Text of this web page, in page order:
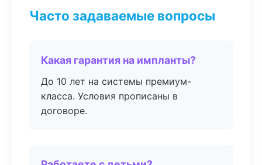
Часто задаваемые вопросы
Какая гарантия на импланты?
До 10 лет на системы премиум-
класса. Условия прописаны в
договоре.